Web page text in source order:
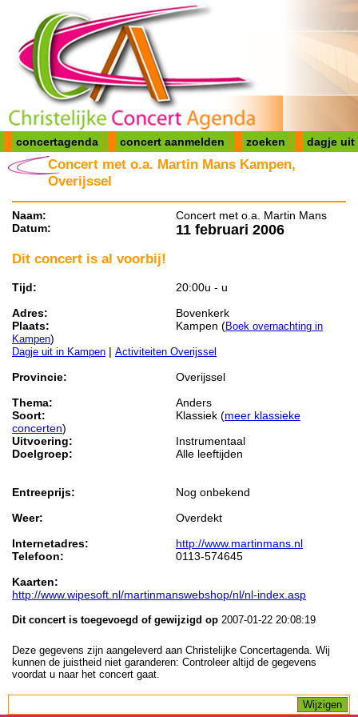
concertagenda concert aanmelden zoeken dagje uit
Concert met o.a. Martin Mans Kampen,
Overijssel
Naam:
Concert met o.a. Martin Mans
Datum:
11 februari 2006
Dit concert is al voorbij!
Tijd:
20:00u - u
Adres:
Bovenkerk
Plaats:
Kampen (Boek overnachting in
Kampen)
Dagje uit in Kampen | Activiteiten Overijssel
Provincie:
Overijssel
Thema:
Anders
Soort:
Klassiek (meer klassieke
concerten)
Uitvoering:
Instrumentaal
Doelgroep:
Alle leeftijden
Entreeprijs:
Nog onbekend
Weer:
Overdekt
Internetadres:
http://www.martinmans.nl
Telefoon:
0113-574645
Kaarten:
http://www.wipesoft.nl/martinmanswebshop/nl/nl-index.asp
Dit concert is toegevoegd of gewijzigd op 2007-01-22 20:08:19
Deze gegevens zijn aangeleverd aan Christelijke Concertagenda. Wij
kunnen de juistheid niet garanderen: Controleer altijd de gegevens
voordat u naar het concert gaat.